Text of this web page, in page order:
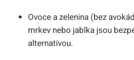
Ovoce a zelenina (bez
mrkev nebo jablka jsou
alternativou.